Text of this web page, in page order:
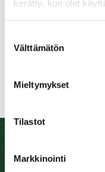
kerätty, kun olet
Cookiebot >
valinta
Välttämätön
Mieltymykset
Tilastot
Markkinointi
yliopistoon